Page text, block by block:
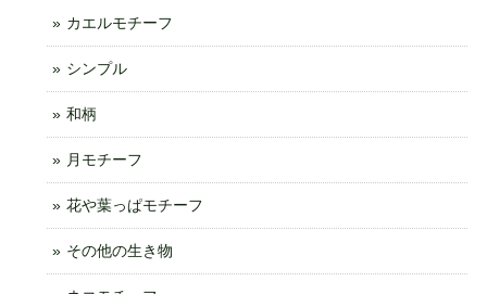
カエルモチーフ
シンプル
和柄
月モチーフ
花や葉っぱモチーフ
その他の生き物